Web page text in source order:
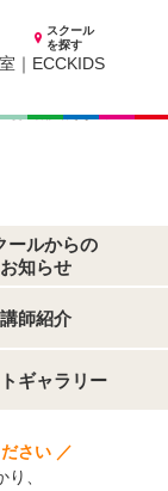
スクール
を探す
生徒・保護者さまの声
ールからの
お知らせ
講師紹介
ギャラリー
さい ／
、